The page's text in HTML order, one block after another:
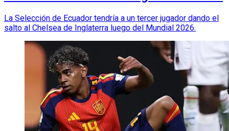
La Selección de Ecuador tendría a un tercer jugador dando el
salto al Chelsea de Inglaterra luego del Mundial 2026.